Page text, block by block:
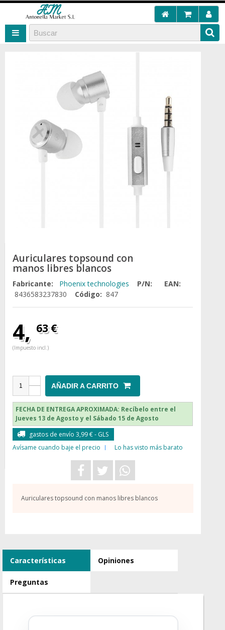
Auriculares topsound con
manos libres blancos
Fabricante: Phoenix technologies P/N:
EAN:
8436583237830 Código: 847
4, 63 €
(Impuesto incl.)
AÑADIR A CARRITO
FECHA DE ENTREGA APROXIMADA: Recíbelo entre el
Jueves 13 de Agosto y el Sábado 15 de Agosto
gastos de envío 3,99 € - GLS
Avísame cuando baje el precio
Lo has visto más barato
Auriculares topsound con manos libres blancos
Características Opiniones
Preguntas